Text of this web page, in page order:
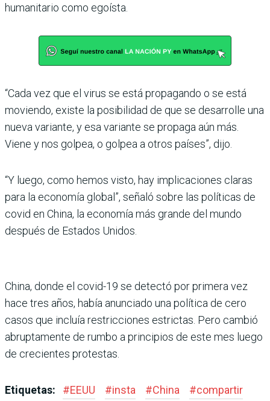
humanitario como egoísta.
“Cada vez que el virus se está propagando o se está
moviendo, existe la posibilidad de que se desarrolle una
nueva variante, y esa variante se propaga aún más.
Viene y nos golpea, o gol­pea a otros países”, dijo.
“Y luego, como hemos visto, hay implicaciones claras
para la economía global”, señaló sobre las políticas de
covid en China, la economía más grande del mundo
después de Estados Unidos.
China, donde el covid-19 se detectó por primera vez
hace tres años, había anunciado una política de cero
casos que incluía restricciones estric­tas. Pero cambió
abrupta­mente de rumbo a principios de este mes luego
de crecien­tes protestas.
Etiquetas: #EEUU #insta #China #compartir